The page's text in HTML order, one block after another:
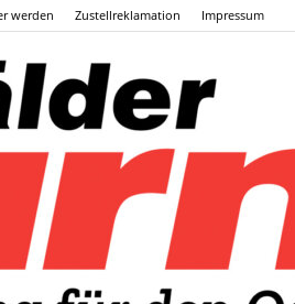
werden Zustellreklamation Impressum